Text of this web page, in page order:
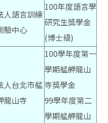
人語言訓練
驗中心
100年度語言學
研究生獎學金
(博士級)
人台北市艋
龍山寺
100學年度第一
學期艋舺龍山
寺獎學金
99學年度第二
學期艋舺龍山